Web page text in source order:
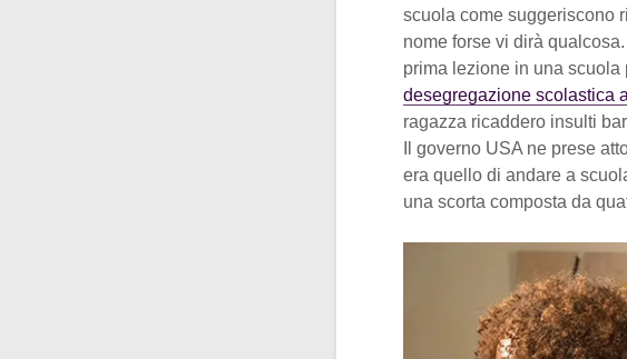
scuola come suggeriscono
nome forse vi dirà
prima lezione in una
desegregazione scolastica
ragazza ricaddero insulti
Il governo USA ne prese
era quello di andare a
una scorta composta da